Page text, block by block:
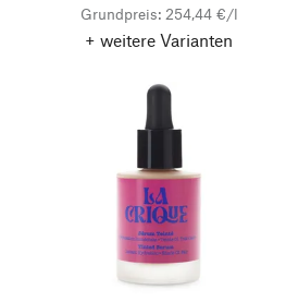
Grundpreis: 254,44 €/l
+ weitere Varianten